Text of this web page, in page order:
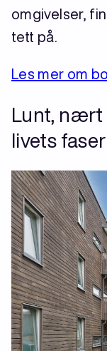
omgivelser,
tett på.
Les mer om
Lunt, nært
livets faser